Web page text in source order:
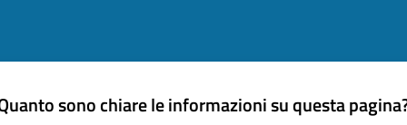
sono chiare le informazioni su questa